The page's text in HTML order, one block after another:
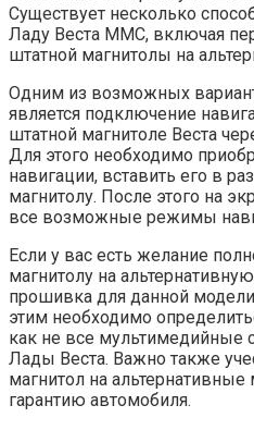
Существует несколько
Ладу Веста ММС, включая
штатной магнитолы на
Одним из возможных
является подключение
штатной магнитоле Веста
Для этого необходимо
навигации, вставить его в
магнитолу. После этого на
все возможные режимы
Если у вас есть желание
магнитолу на
прошивка для данной
этим необходимо
как не все мультимедийные
Лады Веста. Важно также
магнитол на
гарантию автомобиля.